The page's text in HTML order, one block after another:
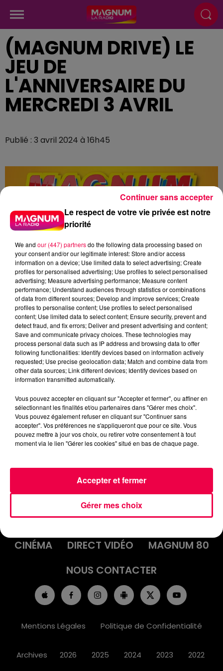
(MAGNUM DRIVE) LE
JEU DE
L'ANNIVERSAIRE DU
MERCREDI 3 AVRIL
Publié : 3 avril 2024 à 16h45
podcasts/2024/04/20240403-ANNIVERSAIRES.mp3
ACCUEIL INFOS
EMISSIONS
AGENDA
JEUX
PODCASTS
CINÉMA
DIRECT VIDÉO
MAGNUM 80
NOUS CONTACTER
Mentions Légales Politique de Confidentialité
Archives 2026 2025 2024 2023 2022
Le respect de votre vie privée est notre
priorité
We and our (447) partnersdo the following data processing based on
your consent and/or our legitimate interest: Store and/or access
information on a device; Use limited data to select advertising; Create
profiles for personalised advertising; Use profiles to select personalised
advertising; Measure advertising performance; Measure content
performance; Understand audiences through statistics or combinations
of data from different sources; Develop and improve services; Create
profiles to personalise content; Use profiles to select personalised
content; Use limited data to select content; Ensure security, prevent and
detect fraud, and fix errors; Deliver and present advertising and content;
Save and communicate privacy choices. These technologies may
process personal data such as IP address and browsing data to offer
following functionalities: Identify devices based on information actively
requested; Use precise geolocation data; Match and combine data from
other data sources; Link different devices; Identify devices based on
information transmitted automatically.
Vous pouvez accepter en cliquant sur "Accepter et fermer", ou affiner en
sélectionnant les finalités et/ou partenaires dans "Gérer mes choix".
Vous pouvez également refuser en cliquant sur "Continuer sans
accepter". Vos préférences ne s'appliqueront que pour ce site. Vous
pouvez mettre à jour vos choix, ou retirer votre consentement à tout
moment via le lien "Gérer les cookies" situé en bas de chaque page.
Gérer mes choix
Accepter et fermer
Continuer sans accepter